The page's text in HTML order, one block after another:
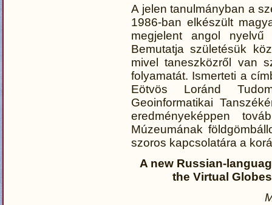
A jelen tanulmányban a
1986-ban elkészült
megjelent angol
Bemutatja születésük
mivel taneszközről van
folyamatát. Ismerteti a
Eötvös Loránd
Geoinformatikai
eredményeképpen
Múzeumának
szoros kapcsolatára a
A new Russian-
the Virtual